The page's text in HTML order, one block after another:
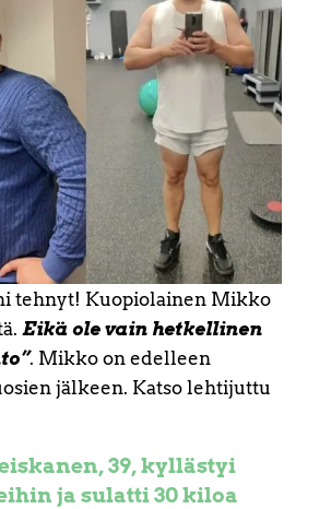
tehnyt! Kuopiolainen Mikko
Eikä ole vain hetkellinen
. Mikko on edelleen
jälkeen. Katso lehtijuttu
39, kyllästyi
ja sulatti 30 kiloa